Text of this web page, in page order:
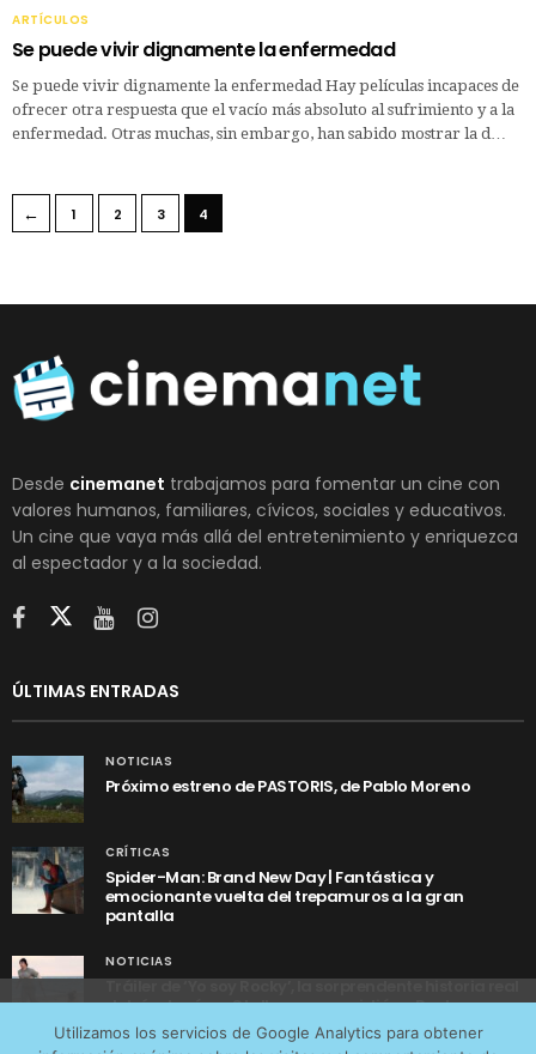
ARTÍCULOS
Se puede vivir dignamente la enfermedad
Se puede vivir dignamente la enfermedad Hay películas incapaces de
ofrecer otra respuesta que el vacío más absoluto al sufrimiento y a la
enfermedad. Otras muchas, sin embargo, han sabido mostrar la d…
← 1 2 3 4
Desde cinemanet trabajamos para fomentar un cine con
valores humanos, familiares, cívicos, sociales y educativos.
Un cine que vaya más allá del entretenimiento y enriquezca
al espectador y a la sociedad.
ÚLTIMAS ENTRADAS
NOTICIAS
Próximo estreno de PASTORIS, de Pablo Moreno
CRÍTICAS
Spider-Man: Brand New Day | Fantástica y
emocionante vuelta del trepamuros a la gran
pantalla
NOTICIAS
Tráiler de ‘Yo soy Rocky’, la sorprendente historia real
detrás de cómo Stallone se convirtió en Rocky
Utilizamos los servicios de Google Analytics para obtener
tráfico web que recibimos y conocer los servicios que